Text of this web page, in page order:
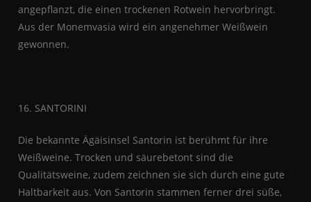
angepflanzt, die einen trockenen Rotwein hervorbringt.
Aus der Monemvasia wird ein angenehmer Weißwein
gewonnen.
16. SANTORINI
Die bekannte Ägäisinsel Santorin ist berühmt für ihre
Weißweine. Trocken und säurebetont sind die
Qualitätsweine, zudem zeichnen sie sich durch eine gute
Haltbarkeit aus. Von Santorin stammen ferner drei süße,